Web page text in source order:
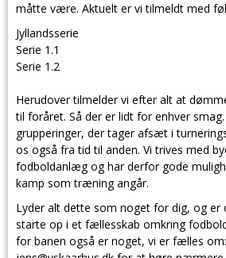
måtte være. Aktuelt er vi tilmeldt med
Jyllandsserie
Serie 1.1
Serie 1.2
Herudover tilmelder vi efter alt at
til foråret. Så der er lidt for enhver
grupperinger, der tager afsæt i
os også fra tid til anden. Vi trives med
fodboldanlæg og har derfor gode
kamp som træning angår.
Lyder alt dette som noget for dig, og er
starte op i et fællesskab omkring
for banen også er noget, vi er fælles